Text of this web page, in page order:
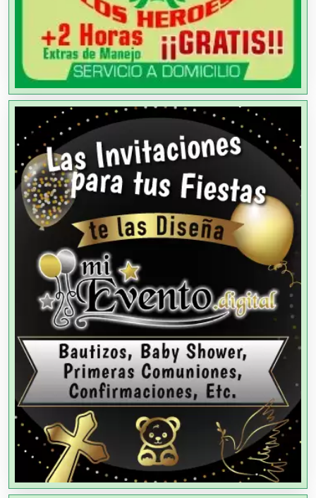
Agencias de Colocación
Agencias de Modelos
Agencias de Publicidad
Agencias de Viajes
Agricultores
Agricultura y Ganadería
Agua Purificada
Aire Acondicionado
Alarmas